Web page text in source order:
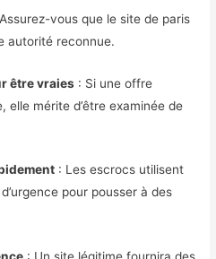
vous que le site de paris
autorité reconnue.
être vraies : Si une offre
elle mérite d’être examinée de
: Les escrocs utilisent
pour pousser à des